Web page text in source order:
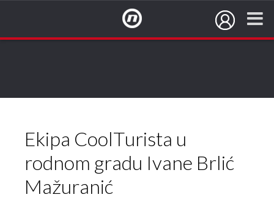
Ekipa CoolTurista u
rodnom gradu Ivane Brlić
Mažuranić